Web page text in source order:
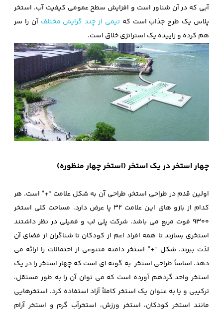
آبی که در آن شناور است و افزایش سطح عمومی کیفیت آب. استخر
پلاس یک طرح جذاب است کهتیمی از چند گرایش مختلف آن را سر
هم کرده و زاییده یک استراتژی خلاق است.
چهار استخر در یک استخر (استخر چهار منظوره)
اولین قدم در طراحی استخر، طراحی آن به شکل علامت “+” است. هر
کدام از بازو های این علامت 32 پا عرض دارد. مساحت کلی استخر
9300 فوت مربع می باشد. شرکت پلی لب و فمیلی در نظر داشتند
استخری بسازند تا همه افراد اعم از کودکان تا شناگران از فضای آن
لذت ببرند. شکل “+” استخر دامنه متنوعی از احتمالات را ارائه می
دهد. اساساً طراحی استخر به گونه ای است که چهار استخر را در یک
استخر واحد گردهم آورده است که می توان آن را به طور مستقل،
ترکیبی و یا به عنوان یک استخر کاملاً آزاد استفاده کرد. استخرهایی
مانند استخر کودکان، استخر ورزش، استخرآب گرم و استخر آرام